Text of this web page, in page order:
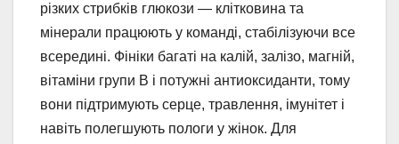
різких стрибків глюкози — клітковина та
мінерали працюють у команді, стабілізуючи все
всередині. Фініки багаті на калій, залізо, магній,
вітаміни групи В і потужні антиоксиданти, тому
вони підтримують серце, травлення, імунітет і
навіть полегшують пологи у жінок. Для